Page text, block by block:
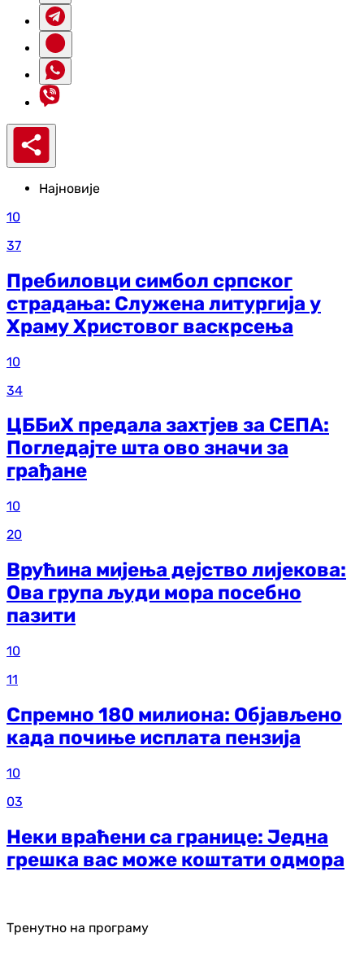
Најновије
10
37
Пребиловци симбол српског
страдања: Служена литургија у
Храму Христовог васкрсења
10
34
ЦББиХ предала захтјев за СЕПА:
Погледајте шта ово значи за
грађане
10
20
Врућина мијења дејство лијекова:
Ова група људи мора посебно
пазити
10
11
Спремно 180 милиона: Објављено
када почиње исплата пензија
10
03
Неки враћени са границе: Једна
грешка вас може коштати одмора
Тренутно на програму